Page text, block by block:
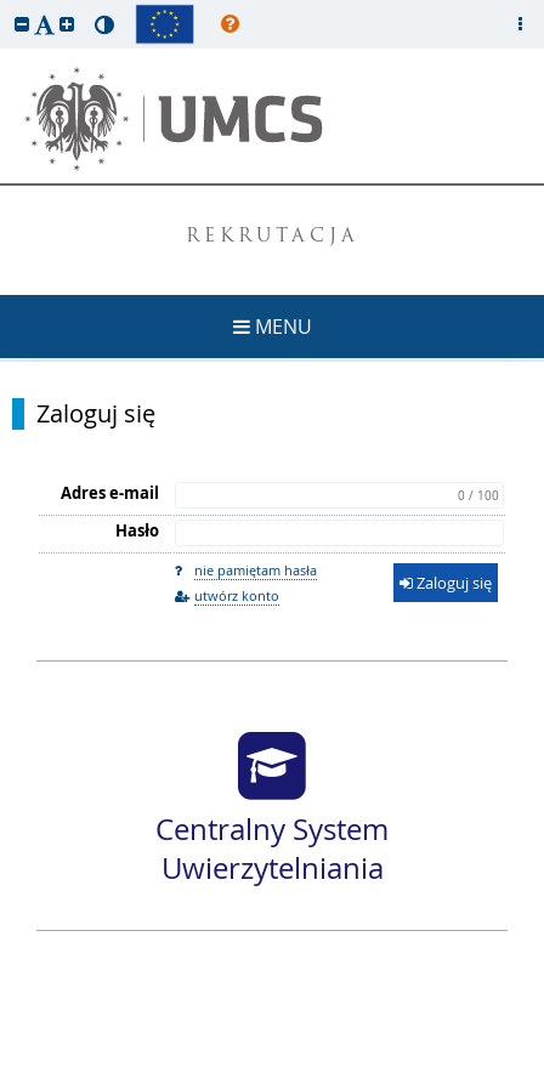
REKRUTACJA
MENU
Zaloguj się
Adres e-mail 0 / 100
Hasło
nie pamiętam hasła
utwórz konto
Zaloguj się
Centralny System
Uwierzytelniania